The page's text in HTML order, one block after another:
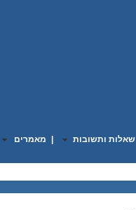
שאלות ותשובות מאמרים